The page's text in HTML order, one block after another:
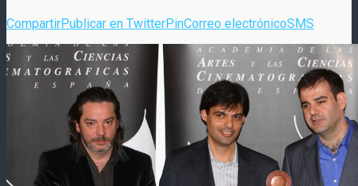
CompartirPublicar en TwitterPinCorreo electrónicoSMS